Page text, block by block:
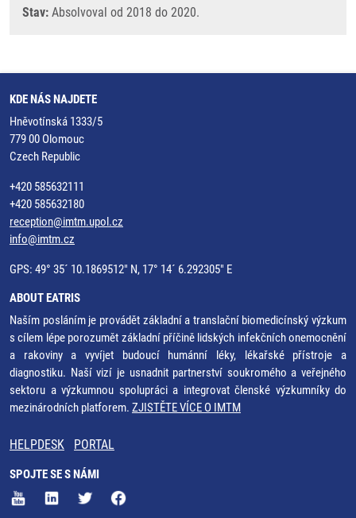
Stav: Absolvoval od 2018 do 2020.
KDE NÁS NAJDETE
Hněvotínská 1333/5
779 00 Olomouc
Czech Republic
+420 585632111
+420 585632180
reception@imtm.upol.cz
info@imtm.cz
GPS: 49° 35´ 10.1869512" N, 17° 14´ 6.292305" E
ABOUT EATRIS
Naším posláním je provádět základní a translační biomedicínský výzkum
s cílem lépe porozumět základní příčině lidských infekčních onemocnění
a rakoviny a vyvíjet budoucí humánní léky, lékařské přístroje a
diagnostiku. Naší vizí je usnadnit partnerství soukromého a veřejného
sektoru a výzkumnou spolupráci a integrovat členské výzkumníky do
mezinárodních platforem. ZJISTĚTE VÍCE O IMTM
HELPDESK PORTAL
SPOJTE SE S NÁMI